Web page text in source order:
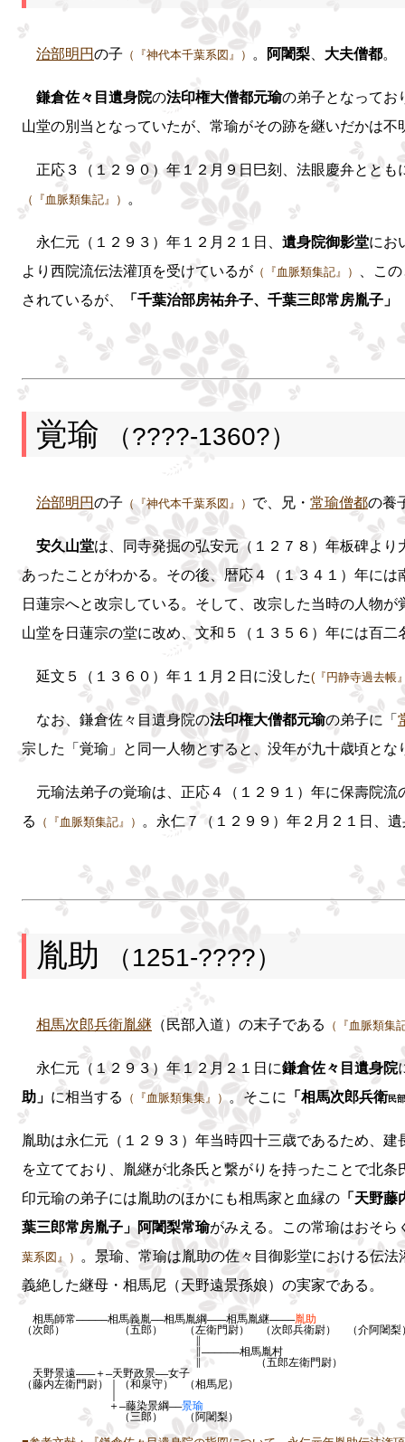
治部明円の子 （『神代本千葉系図』） 。 阿闍梨 大夫僧都。
鎌倉佐々目遺身院の法印権大僧都元瑜の弟子となってお
山堂の別当となっていたが、常瑜がその跡を継いだかは不
正応３（１２９０）年１２月９日巳刻、法眼慶弁ととも
（『血脈類集記』） 。
永仁元（１２９３）年１２月２１日、 遺身院御影堂にお
より西院流伝法灌頂を受けているが （『血脈類集記』）
、こ
されているが、
「千葉治部房祐弁子、千葉三郎常房胤子」
覚瑜 （????-1360?）
治部明円の子 （『神代本千葉系図』） で、兄・ 常瑜僧都の養
安久山堂は、同寺発掘の弘安元（１２７８）年板碑よ
あったことがわかる。その後、暦応４（１３４１）年に
日蓮宗へと改宗している。そして、改宗した当時の人物
山堂を日蓮宗の堂に改め、文和５（１３５６）年には百
延文５（１３６０）年１１月２日に没した(『円静寺過去帳
なお、鎌倉佐々目遺身院の法印権大僧都元瑜の弟子に「
宗した「覚瑜」と同一人物とすると、没年が九十歳頃と
元瑜法弟子の覚瑜は、正応４（１２９１）年に保壽院
る
（『血脈類集記』） 。永仁７（１２９９）年２月２１日、
胤助 （1251-????）
相馬次郎兵衛胤継 （民部入道）の末子である （『血脈類集
永仁元（１２９３）年１２月２１日に鎌倉佐々目遺身院
助」 に相当する （『血脈類集集』）。そこに 「相馬次郎兵衛民
胤助は永仁元（１２９３）年当時四十三歳であるため、
を立てており、胤継が北条氏と繋がりを持ったことで北
印元瑜の弟子には胤助のほかにも相馬家と血縁の 「天野
葉三郎常房胤子」阿闍梨常瑜がみえる。この常瑜はおそら
葉系図』）
。景瑜、常瑜は胤助の佐々目御影堂における伝
義絶した継母・相馬尼（天野遠景孫娘）の実家である。
相馬師常―――――相馬義胤――相馬胤綱―――相馬胤継――――胤助
（次郎） （五郎） （左衛門尉） （次郎兵衛尉） （介阿闍梨
∥――――――相馬胤村
∥ （五郎左衛門尉）
天野景遠―――＋―天野政景――女子
（藤内左衛門尉）｜（和泉守） （相馬尼）
＋―藤染景綱――景瑜
（三郎） （阿闍梨）